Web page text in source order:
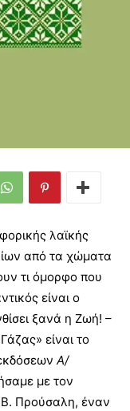
λαϊκής
από τα χώματα
τι όμορφο που
είναι ο
ξανά η Ζωή! –
είναι το
Α/
με τον
Β. Προύσαλη, έναν